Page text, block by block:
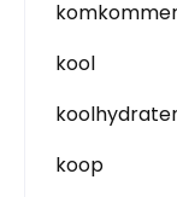
kool
koop